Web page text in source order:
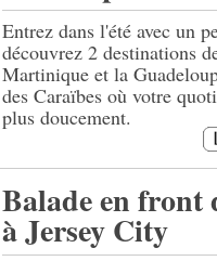
Entrez dans l'été avec un
découvrez 2 destinations
Martinique et la
des Caraïbes où votre
plus doucement.
Balade en front
à Jersey City